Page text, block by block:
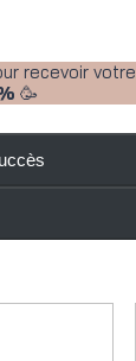
recevoir votre
🥳